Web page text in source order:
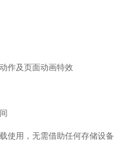
作及页面动画特效
使用，无需借助任何存储设备